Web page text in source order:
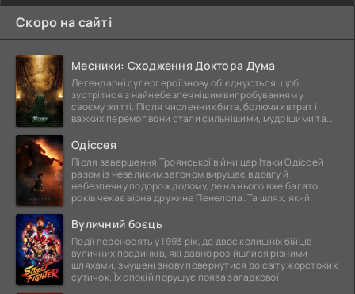
Скоро на сайті
Месники: Сходження Доктора Дума
Легендарні супергерої знову об'єднуються, щоб
зустрітися з найнебезпечнішим випробуванням у
своєму житті. Після численних битв, болючих втрат і
важких перемог вони стали сильнішими, мудрішими та
Одіссея
Після завершення Троянської війни цар Ітаки Одіссей
разом із невеликим загоном вирушає в довгу й
небезпечну подорож додому, де на нього вже багато
років чекає вірна дружина Пенелопа. Та шлях, який
Вуличний боєць
Події переносять у 1993 рік, де двоє колишніх бійців
вуличних поєдинків, які давно розійшлися різними
шляхами, змушені знову повернутися до світу жорстоких
сутичок. Їх спокій порушує поява загадкової